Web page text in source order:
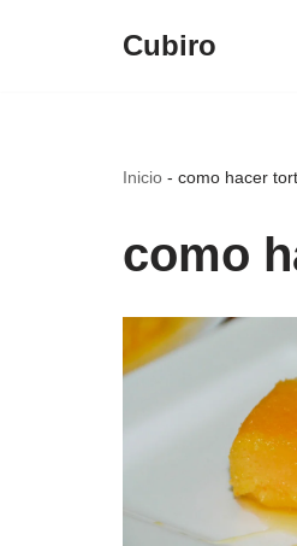
Cubiro
Inicio - como hacer
como